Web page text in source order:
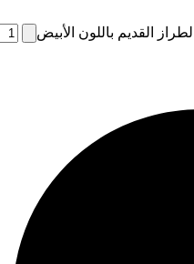
القديم باللون الأبيض